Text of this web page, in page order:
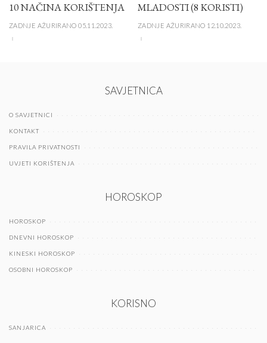
10 NAČINA KORIŠTENJA
ZADNJE AŽURIRANO 05.11.2023.
MLADOSTI (8 KORISTI)
ZADNJE AŽURIRANO 12.10.2023.
SAVJETNICA
O SAVJETNICI
KONTAKT
PRAVILA PRIVATNOSTI
UVJETI KORIŠTENJA
HOROSKOP
HOROSKOP
DNEVNI HOROSKOP
KINESKI HOROSKOP
OSOBNI HOROSKOP
KORISNO
SANJARICA